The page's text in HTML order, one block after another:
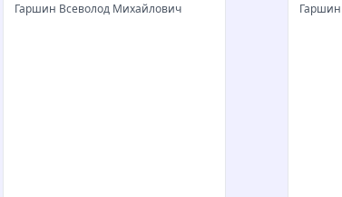
Гаршин Всеволод Михайлович